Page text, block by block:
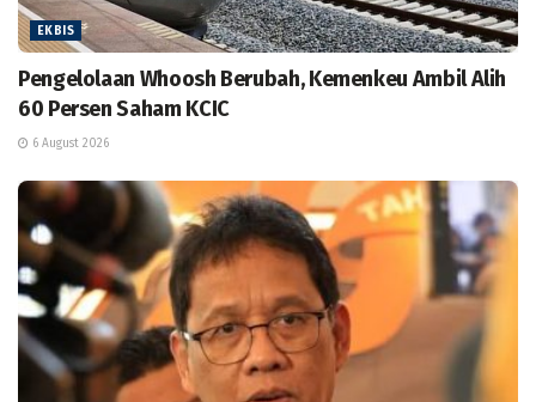
EKBIS
Pengelolaan Whoosh Berubah, Kemenkeu Ambil Alih
60 Persen Saham KCIC
6 August 2026